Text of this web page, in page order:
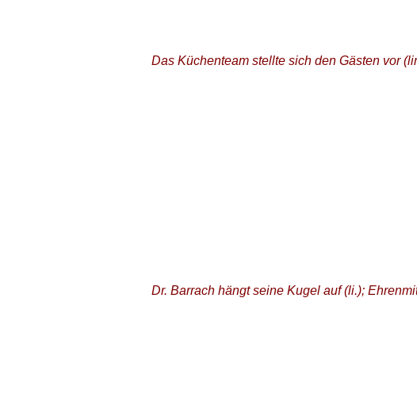
Das Küchenteam stellte sich den Gästen vor
Dr. Barrach hängt seine Kugel auf (li.);